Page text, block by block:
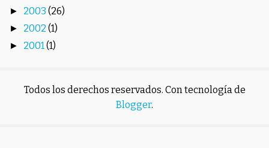
► 2003 (26)
► 2002 (1)
► 2001(1)
Todos los derechos reservados. Con tecnología de
Blogger.